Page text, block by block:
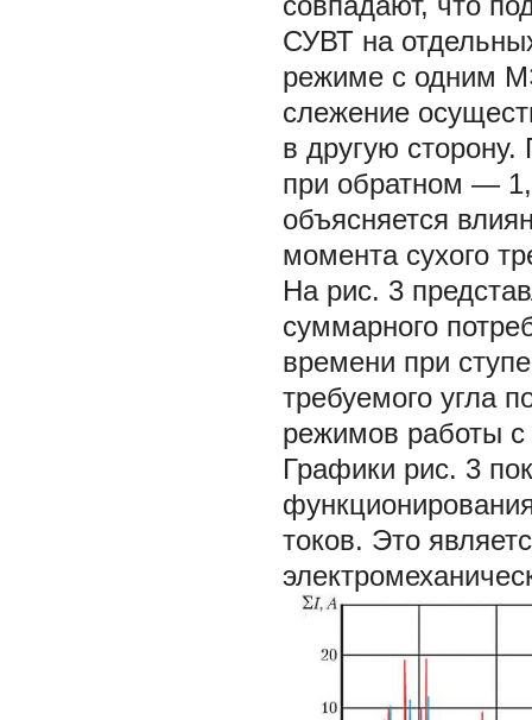
СУВТ на
режиме с одним
слежение
в другую
при обратном —
объясняется
момента сухого
На рис. 3
суммарного
времени при
требуемого угла
режимов работы
Графики рис. 3
токов. Это